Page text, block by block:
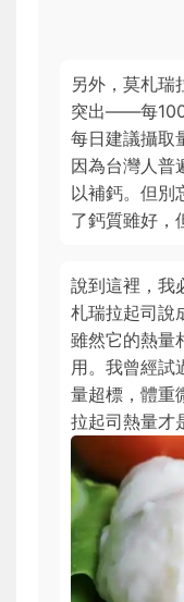
另外，莫札瑞
突出——每100
每日建議攝取
因為台灣人普
以補鈣。但別
了鈣質雖好，
說到這裡，我
札瑞拉起司說
雖然它的熱量
用。我曾經試
量超標，體重
拉起司熱量才